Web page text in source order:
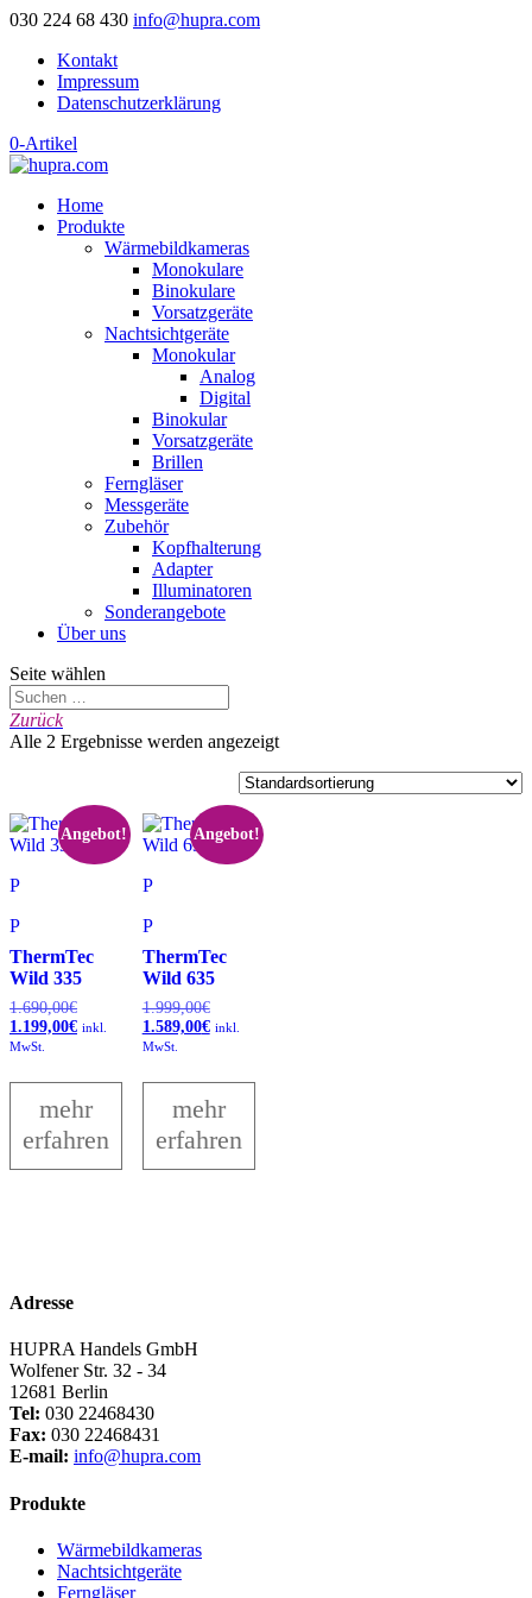
030 224 68 430 info@hupra.com
Kontakt
Impressum
Datenschutzerklärung
0-Artikel
Home
Produkte
Wärmebildkameras
Monokulare
Binokulare
Vorsatzgeräte
Nachtsichtgeräte
Monokular
Analog
Digital
Binokular
Vorsatzgeräte
Brillen
Ferngläser
Messgeräte
Zubehör
Kopfhalterung
Adapter
Illuminatoren
Sonderangebote
Über uns
Seite wählen
Zurück
Alle 2 Ergebnisse werden angezeigt
Angebot!
ThermTec
Wild 335
1.690,00€ Ursprünglicher
Preis
1.199,00€ Aktueller
1.199,00€.
inkl.
MwSt.
mehr
erfahren
Angebot!
ThermTec
Wild 635
1.999,00€Ursprünglicher
Preis
1.589,00€Aktueller
1.589,00€.
inkl.
MwSt.
mehr
erfahren
Adresse
HUPRA Handels GmbH
Wolfener Str. 32 - 34
12681 Berlin
Tel: 030 22468430
Fax: 030 22468431
E-mail: info@hupra.com
Produkte
Wärmebildkameras
Nachtsichtgeräte
Ferngläser